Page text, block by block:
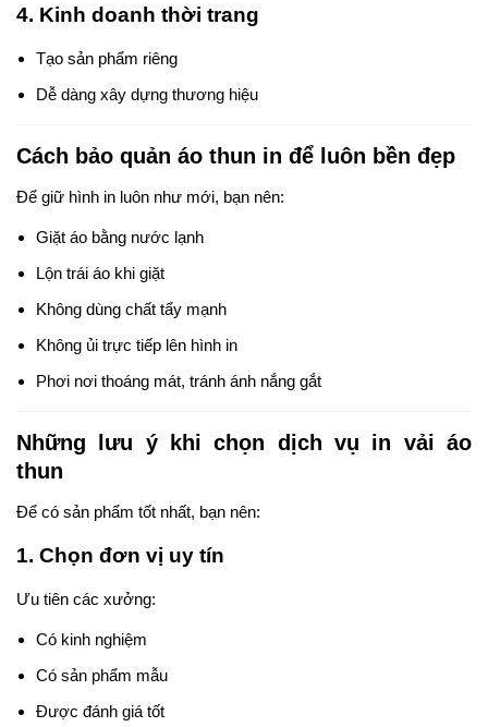
4. Kinh doanh thời trang
Tạo sản phẩm riêng
Dễ dàng xây dựng thương hiệu
Cách bảo quản áo thun in để luôn bền đẹp
Để giữ hình in luôn như mới, bạn nên:
Giặt áo bằng nước lạnh
Lộn trái áo khi giặt
Không dùng chất tẩy mạnh
Không ủi trực tiếp lên hình in
Phơi nơi thoáng mát, tránh ánh nắng gắt
Những lưu ý khi chọn dịch vụ in vải áo
thun
Để có sản phẩm tốt nhất, bạn nên:
1. Chọn đơn vị uy tín
Ưu tiên các xưởng:
Có kinh nghiệm
Có sản phẩm mẫu
Được đánh giá tốt